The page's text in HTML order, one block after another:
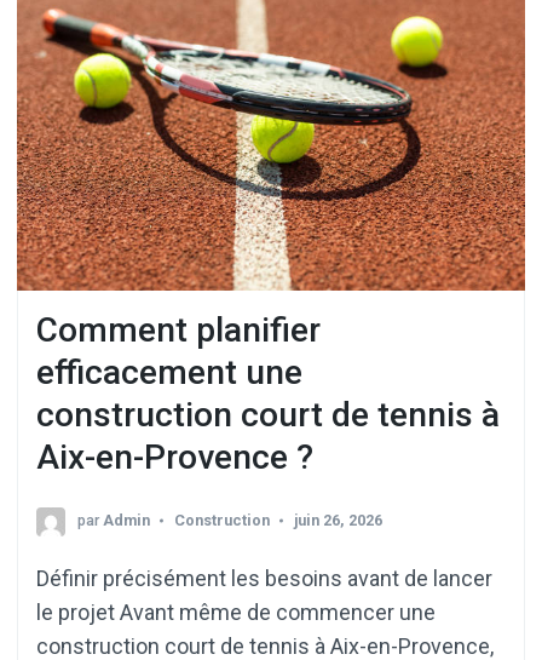
Comment planifier
efficacement une
construction court de tennis à
Aix-en-Provence ?
par Admin Construction juin 26, 2026
Définir précisément les besoins avant de lancer
le projet Avant même de commencer une
construction court de tennis à Aix-en-Provence,